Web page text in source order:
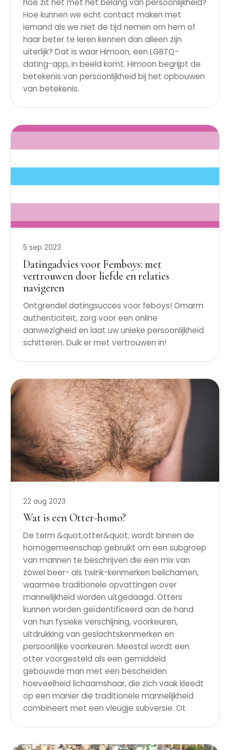
hoe zit het met het belang van persoonlijkheid?
Hoe kunnen we echt contact maken met
iemand als we niet de tijd nemen om hem of
haar beter te leren kennen dan alleen zijn
uiterlijk? Dat is waar Himoon, een LGBTQ-
dating-app, in beeld komt. Himoon begrijpt de
betekenis van persoonlijkheid bij het opbouwen
van betekenis.
5 sep 2023
Datingadvies voor Femboys: met
vertrouwen door liefde en relaties
navigeren
Ontgrendel datingsucces voor feboys! Omarm
authenticiteit, zorg voor een online
aanwezigheid en laat uw unieke persoonlijkheid
schitteren. Duik er met vertrouwen in!
22 aug 2023
Wat is een Otter-homo?
De term &quot;otter&quot; wordt binnen de
homogemeenschap gebruikt om een ​​subgroep
van mannen te beschrijven die een mix van
zowel beer- als twink-kenmerken belichamen,
waarmee traditionele opvattingen over
mannelijkheid worden uitgedaagd. Otters
kunnen worden geïdentificeerd aan de hand
van hun fysieke verschijning, voorkeuren,
uitdrukking van geslachtskenmerken en
persoonlijke voorkeuren. Meestal wordt een
otter voorgesteld als een gemiddeld
gebouwde man met een bescheiden
hoeveelheid lichaamshaar, die zich vaak kleedt
op een manier die traditionele mannelijkheid
combineert met een vleugje subversie. Ot